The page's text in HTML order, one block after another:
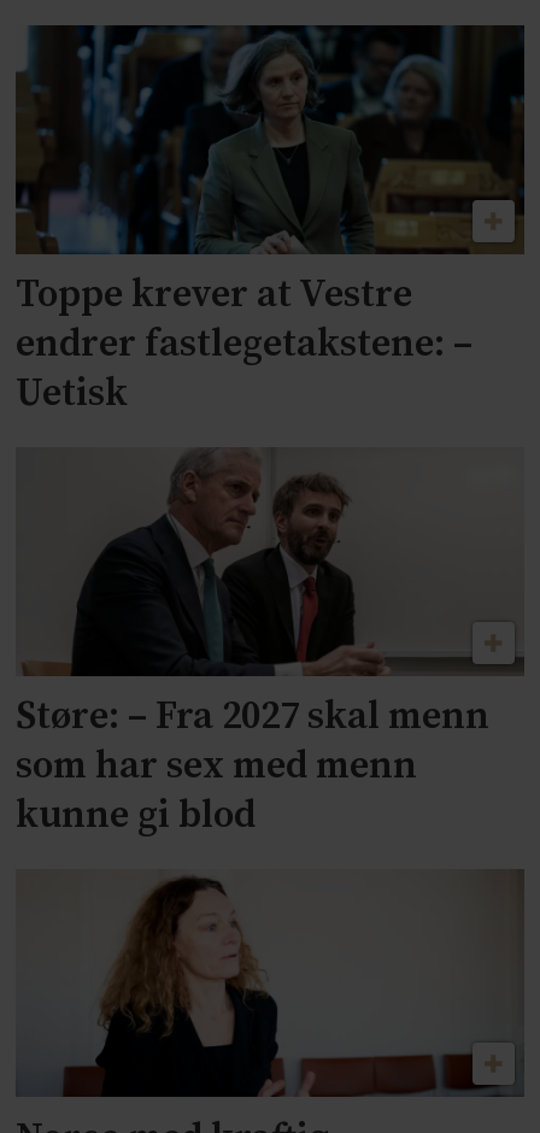
Toppe krever at Vestre
endrer fastlegetakstene: –
Uetisk
Støre: – Fra 2027 skal menn
som har sex med menn
kunne gi blod